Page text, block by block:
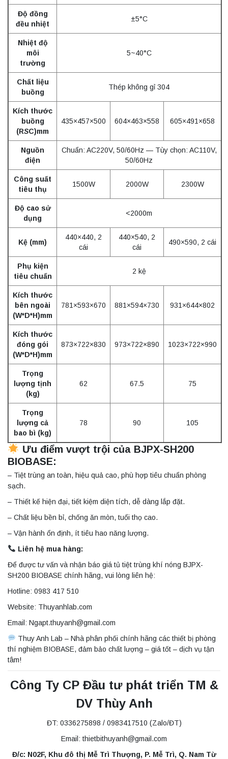
Độ đồng
đều nhiệt
±5°C
Nhiệt độ
môi
trường
5~40°C
Chất liệu
buồng
Thép không gỉ 304
Kích thước
buồng
(RSC)mm
435×457×500 604×463×558 605×491×658
Nguồn
điện
Chuẩn: AC220V, 50/60Hz — Tùy chọn: AC110V,
50/60Hz
Công suất
tiêu thụ
1500W 2000W 2300W
Độ cao sử
dụng
<2000m
Kệ (mm)
440×440, 2
cái
440×540, 2
cái
490×590, 2 cái
Phụ kiện
tiêu chuẩn
2 kệ
Kích thước
bên ngoài
(W*D*H)mm
781×593×670 881×594×730 931×644×802
Kích thước
đóng gói
(W*D*H)mm
873×722×830 973×722×890 1023×722×990
Trọng
lượng tịnh
(kg)
62 67.5 75
Trọng
lượng cả
bao bì (kg)
78 90 105
Ưu điểm vượt trội của BJPX-SH200
BIOBASE:
– Tiệt trùng an toàn, hiệu quả cao, phù hợp tiêu chuẩn phòng
sạch.
– Thiết kế hiện đại, tiết kiệm diện tích, dễ dàng lắp đặt.
– Chất liệu bền bỉ, chống ăn mòn, tuổi thọ cao.
– Vận hành ổn định, ít tiêu hao năng lượng.
Liên hệ mua hàng:
Để được tư vấn và nhận báo giá tủ tiệt trùng khí nóng BJPX-
SH200 BIOBASE chính hãng, vui lòng liên hệ:
Hotline: 0983 417 510
Website: Thuyanhlab.com
Email: Ngapt.thuyanh@gmail.com
Thuy Anh Lab – Nhà phân phối chính hãng các thiết bị phòng
thí nghiệm BIOBASE, đảm bảo chất lượng – giá tốt – dịch vụ tận
tâm!
Công Ty CP Đầu tư phát triển TM &
DV Thùy Anh
ĐT: 0336275898 / 0983417510 (Zalo/ĐT)
Email: thietbithuyanh@gmail.com
Đ/c: N02F, Khu đô thị Mễ Trì Thượng, P. Mễ Trì, Q. Nam Từ